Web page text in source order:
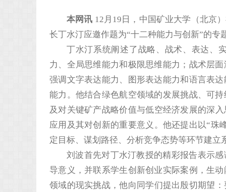
本网讯 12月19日，中国矿业大学（北京
长丁水汀应邀作题为“十二种能力与创新”的专
丁水汀系统阐述了战略、战术、表达、
力、全局思维能力和极限思维能力；战术层
强调文字表达能力、图形表达能力和语言表
能力。他结合绿色航空领域的发展挑战、可
及对关键矿产战略价值与低空经济发展的深
应用及其对创新的重要意义。他还提出以“珠
定目标、谋划路径、分析竞争态势等环节建立
刘波首先对丁水汀教授的精彩报告表示
导意义，并联系学生创新创业实际案例，生
领域的现实挑战，他向同学们提出殷切期望